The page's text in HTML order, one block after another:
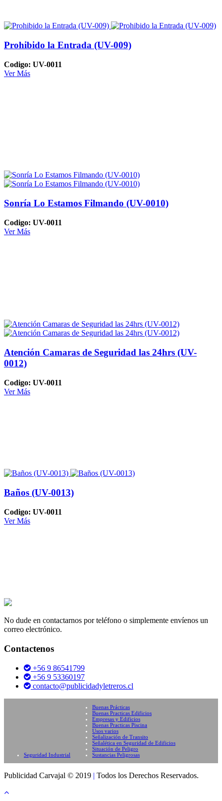
Prohibido la Entrada (UV-009)
Codigo: UV-0011
Ver Más
Sonría Lo Estamos Filmando (UV-0010)
Codigo: UV-0011
Ver Más
Atención Camaras de Seguridad las 24hrs (UV-
0012)
Codigo: UV-0011
Ver Más
Baños (UV-0013)
Codigo: UV-0011
Ver Más
No dude en contactarnos por teléfono o simplemente envíenos un
correo electrónico.
Contactenos
+56 9 86541799
+56 9 53360197
contacto@publicidadyletreros.cl
Seguridad Industrial
Buenas Prácticas
Buenas Practicas Edificios
Empresas y Edificios
Buenas Practicas Piscina
Usos varios
Señalización de Transito
Señalética en Seguridad de Edificios
Situación de Peligro
Sustancias Peligrosas
Publicidad Carvajal © 2019 | Todos los Derechos Reservados.